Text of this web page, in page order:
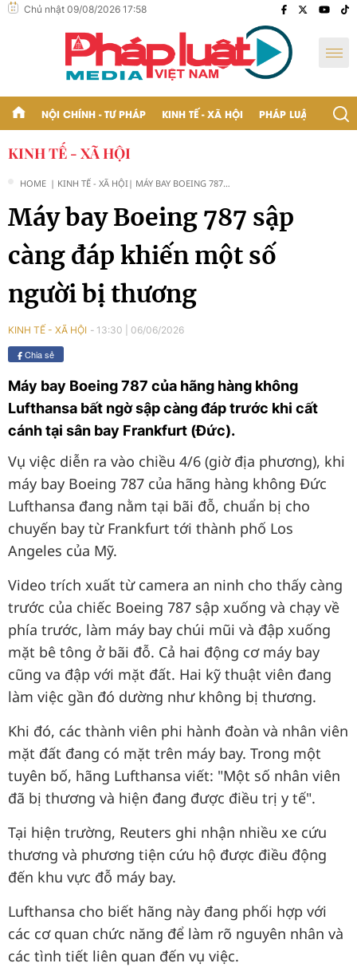
Chủ nhật 09/08/2026 17:58
NỘI CHÍNH - TƯ PHÁP KINH TẾ - XÃ HỘI PHÁP LUẬT - BẠN
KINH TẾ - XÃ HỘI
HOME | KINH TẾ - XÃ HỘI| MÁY BAY BOEING 787
MỘT SỐ NGƯỜI BỊ
THƯƠNG
Máy bay Boeing 787 sập
càng đáp khiến một số
người bị thương
KINH TẾ - XÃ HỘI 13:30 06/06/2026
Chia sẻ
Máy bay Boeing 787 của hãng hàng không
Lufthansa bất ngờ sập càng đáp trước khi cất
cánh tại sân bay Frankfurt (Đức).
Vụ việc diễn ra vào chiều 4/6 (giờ địa phương), khi
máy bay Boeing 787 của hãng hàng không Đức
Lufthansa đang nằm tại bãi đỗ, chuẩn bị cho
chuyến bay từ Frankfurt tới thành phố Los
Angeles của Mỹ.
Video trích xuất từ camera an ninh cho thấy càng
trước của chiếc Boeing 787 sập xuống và chạy về
phía trước, làm máy bay chúi mũi và đập xuống
mặt bê tông ở bãi đỗ. Cả hai động cơ máy bay
cũng va đập với mặt đất. Hai kỹ thuật viên đang
làm việc gần đó dường như không bị thương.
Khi đó, các thành viên phi hành đoàn và nhân viên
mặt đất đang có mặt trên máy bay. Trong một
tuyên bố, hãng Lufthansa viết: "Một số nhân viên
đã bị thương và hiện đang được điều trị y tế".
Tại hiện trường, Reuters ghi nhận nhiều xe cứu
thương và phương tiện cứu hộ được điều động
đến khu vực đỗ máy bay.
Lufthansa cho biết hãng này đang phối hợp với
các cơ quan chức năng để làm rõ nguyên nhân và
các tình tiết liên quan đến vụ việc.